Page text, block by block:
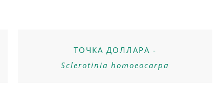
ТОЧКА ДОЛЛАРА -
Sclerotinia homoeocarpa